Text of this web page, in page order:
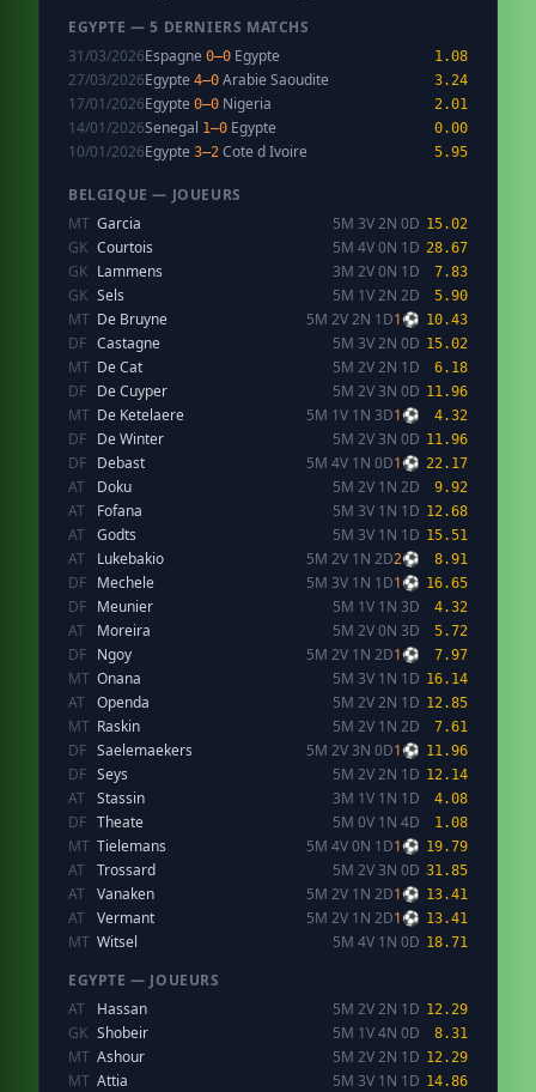
EGYPTE — 5 DERNIERS MATCHS
31/03/2026Espagne 0–0 Egypte 1.08
27/03/2026Egypte 4–0 Arabie Saoudite 3.24
17/01/2026Egypte 0–0 Nigeria 2.01
14/01/2026Senegal 1–0 Egypte 0.00
10/01/2026Egypte 3–2 Cote d Ivoire 5.95
BELGIQUE — JOUEURS
MT Garcia 5M 3V 2N 0D 15.02
GK Courtois 5M 4V 0N 1D 28.67
GK Lammens 3M 2V 0N 1D 7.83
GK Sels 5M 1V 2N 2D 5.90
MT De Bruyne 5M 2V 2N 1D1⚽ 10.43
DF Castagne 5M 3V 2N 0D 15.02
MT De Cat 5M 2V 2N 1D 6.18
DF De Cuyper 5M 2V 3N 0D 11.96
MT De Ketelaere 5M 1V 1N 3D1⚽ 4.32
DF De Winter 5M 2V 3N 0D 11.96
DF Debast 5M 4V 1N 0D1⚽ 22.17
AT Doku 5M 2V 1N 2D 9.92
AT Fofana 5M 3V 1N 1D 12.68
AT Godts 5M 3V 1N 1D 15.51
AT Lukebakio 5M 2V 1N 2D2⚽ 8.91
DF Mechele 5M 3V 1N 1D1⚽ 16.65
DF Meunier 5M 1V 1N 3D 4.32
AT Moreira 5M 2V 0N 3D 5.72
DF Ngoy 5M 2V 1N 2D1⚽ 7.97
MT Onana 5M 3V 1N 1D 16.14
AT Openda 5M 2V 2N 1D 12.85
MT Raskin 5M 2V 1N 2D 7.61
DF Saelemaekers 5M 2V 3N 0D1⚽ 11.96
DF Seys 5M 2V 2N 1D 12.14
AT Stassin 3M 1V 1N 1D 4.08
DF Theate 5M 0V 1N 4D 1.08
MT Tielemans 5M 4V 0N 1D1⚽ 19.79
AT Trossard 5M 2V 3N 0D 31.85
AT Vanaken 5M 2V 1N 2D1⚽ 13.41
AT Vermant 5M 2V 1N 2D1⚽ 13.41
MT Witsel 5M 4V 1N 0D 18.71
EGYPTE — JOUEURS
AT
Hassan 5M 2V 2N 1D 12.29
GK Shobeir 5M 1V 4N 0D 8.31
MT Ashour 5M 2V 2N 1D 12.29
MT Attia 5M 3V 1N 1D 14.86